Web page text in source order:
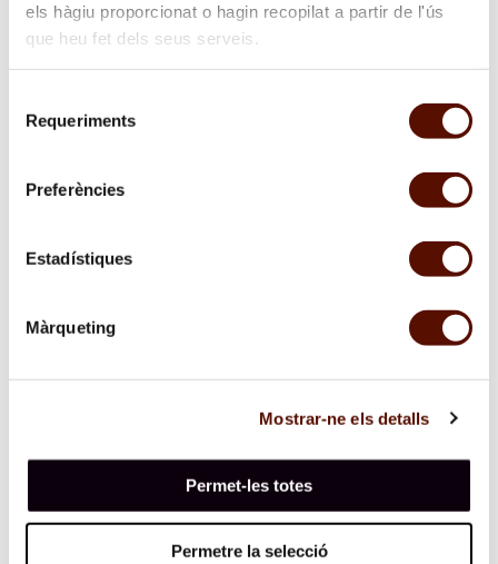
els hàgiu proporcionat o hagin recopilat a partir de l'ús
que heu fet dels seus serveis.
Requeriments
Preferències
Estadístiques
Màrqueting
Mostrar-ne els detalls
Permet-les totes
Permetre la selecció